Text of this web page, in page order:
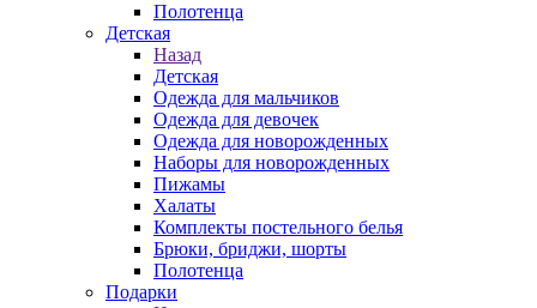
Полотенца
Детская
Назад
Детская
Одежда для мальчиков
Одежда для девочек
Одежда для новорожденных
Наборы для новорожденных
Пижамы
Халаты
Комплекты постельного белья
Брюки, бриджи, шорты
Полотенца
Подарки